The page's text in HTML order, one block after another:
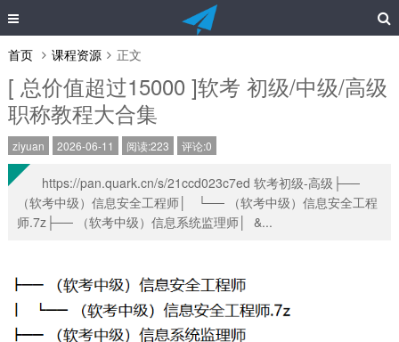
首页 课程资源 正文
[ 总价值超过15000 ]软考 初级/中级/高级
职称教程大合集
ziyuan 2026-06-11 阅读:223 评论:0
https://pan.quark.cn/s/21ccd023c7ed 软考初级-高级├──
（软考中级）信息安全工程师│ └── （软考中级）信息安全工程
师.7z├── （软考中级）信息系统监理师│ &...